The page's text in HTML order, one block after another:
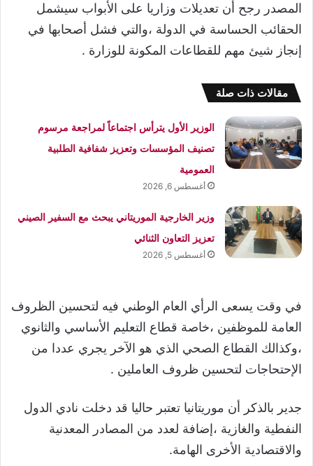
المصدر رجح أن تعديلات وزاريا على الأبواب سيشمل
الحقائب الحساسة في الدولة ،والتي فشل أصحابها في
إنجاز شيئ مهم للقطاعات المكونة للوزارة .
مقالات ذات صلة
الوزير الأول يترأس اجتماعاً لمراجعة مرسوم
تصنيف المؤسسات وتعزيز شفافية الطلبية
العمومية
أغسطس 6, 2026
وزير الخارجية الموريتاني يبحث مع السفير الصيني
تعزيز التعاون الثنائي
أغسطس 5, 2026
في وقت يسعى الرأي العام الوطني فيه لتحسين الظروف
العامة للموظفين ،خاصة قطاع التعليم الأساسي والثانوي
،وكذالك القطاع الصحي الذي هو الآخر يجري عددا من
الإحتحاجات لتحسين ظروف العاملين .
جدير بالذكر أن موريتانيا تعتبر حاليا قد دخلت نادي الدول
النفطية والغازية ،إضافة لعدد من المصادر المعدنية
والاقتصادية الأخرى الهامة.